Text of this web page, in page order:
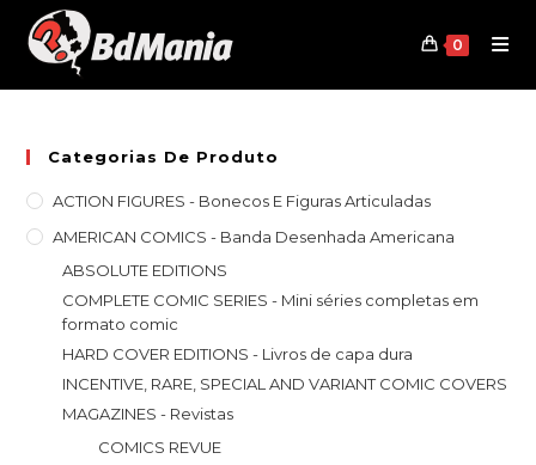
content
0
Categorias De Produto
ACTION FIGURES - Bonecos E Figuras Articuladas
AMERICAN COMICS - Banda Desenhada Americana
ABSOLUTE EDITIONS
COMPLETE COMIC SERIES - Mini séries completas em
formato comic
HARD COVER EDITIONS - Livros de capa dura
INCENTIVE, RARE, SPECIAL AND VARIANT COMIC COVERS
MAGAZINES - Revistas
COMICS REVUE